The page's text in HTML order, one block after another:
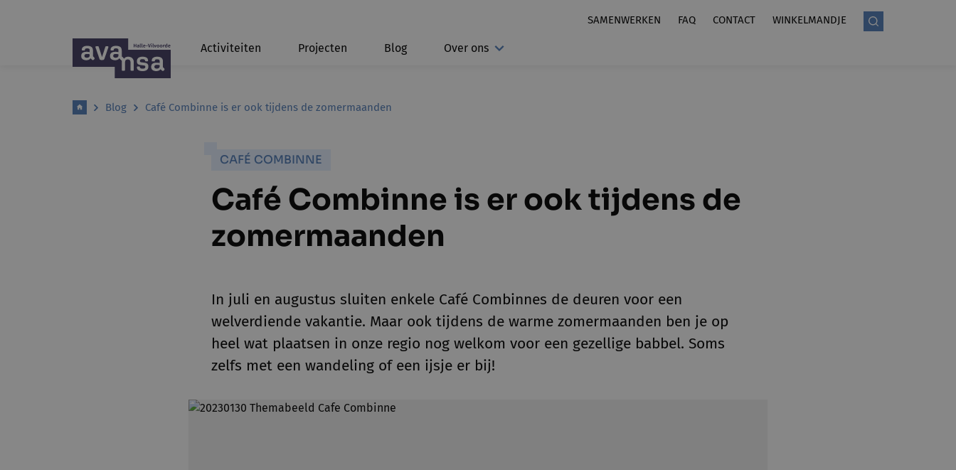
SAMENWERKEN FAQ CONTACT WINKELMANDJE
Activiteiten Projecten Blog Over ons
Blog Café Combinne is er ook tijdens de zomermaanden
CAFÉ COMBINNE
Café Combinne is er ook tijdens de
zomermaanden
In juli en augustus sluiten enkele Café Combinnes de deuren voor een
welverdiende vakantie. Maar ook tijdens de warme zomermaanden ben je op
heel wat plaatsen in onze regio nog welkom voor een gezellige babbel. Soms
zelfs met een wandeling of een ijsje er bij!